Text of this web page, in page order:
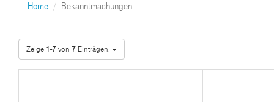
Home Bekanntmachungen
Zeige 1-7von 7 Einträgen.